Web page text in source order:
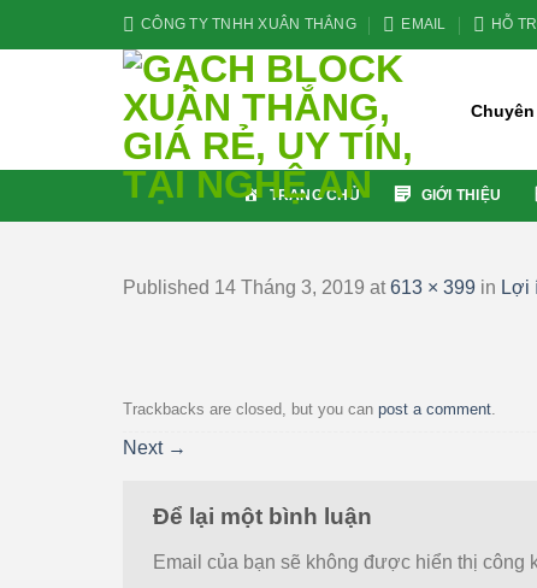
CÔNG TY TNHH XUÂN THẮNG EMAIL HỖ
TRANG CHỦ GIỚI THIỆU
Published 14 Tháng 3, 2019 at613 × 399 in Lợi
Trackbacks are closed, but you can post a comment.
Next →
Để lại một bình luận
Email của bạn sẽ không được hiển thị công